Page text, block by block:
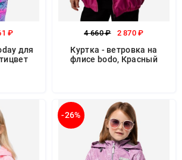
₽
для
4 660 ₽ 2 870 ₽
Куртка - ветровка на
флисе bodo, Красный
-26%